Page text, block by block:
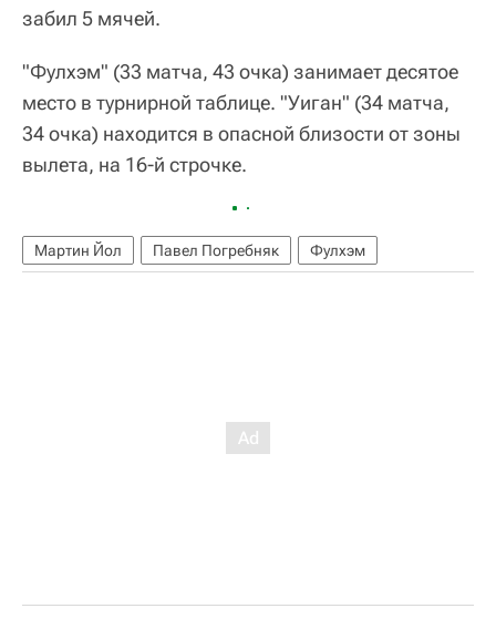
забил 5 мячей.
"Фулхэм" (33 матча, 43 очка) занимает десятое
место в турнирной таблице. "Уиган" (34 матча,
34 очка) находится в опасной близости от зоны
вылета, на 16-й строчке.
Мартин Йол Павел Погребняк Фулхэм